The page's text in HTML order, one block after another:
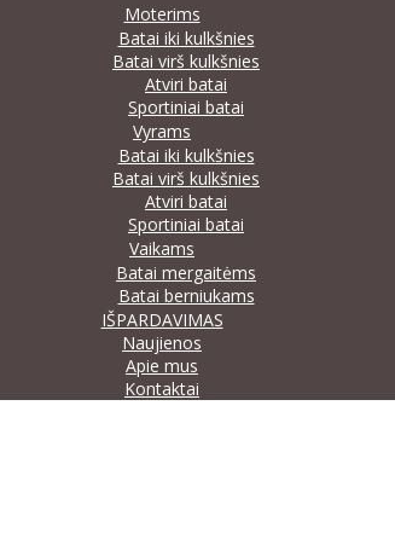
Moterims
Batai iki kulkšnies
Batai virš kulkšnies
Atviri batai
Sportiniai batai
Vyrams
Batai iki kulkšnies
Batai virš kulkšnies
Atviri batai
Sportiniai batai
Vaikams
Batai mergaitėms
Batai berniukams
IŠPARDAVIMAS
Naujienos
Apie mus
Kontaktai